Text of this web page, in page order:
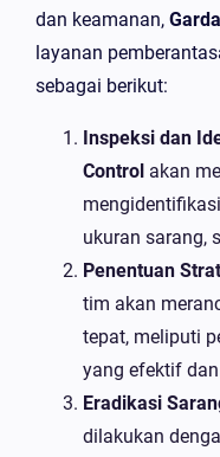
dan keamanan,
layanan
sebagai berikut:
Inspeksi dan
Control akan
ukuran sarang,
Penentuan
tim akan
tepat, meliputi
yang efektif
Eradikasi
dilakukan